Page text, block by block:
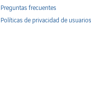
Preguntas frecuentes
Políticas de privacidad de usuarios